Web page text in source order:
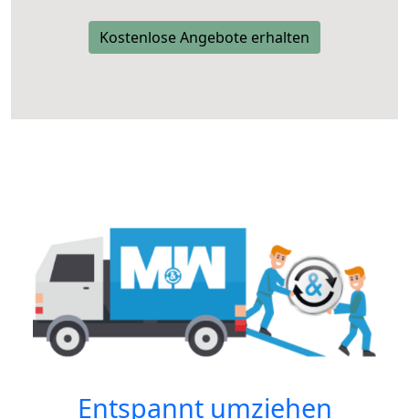
Kostenlose Angebote erhalten
Entspannt umziehen